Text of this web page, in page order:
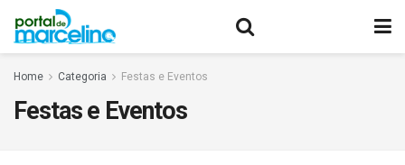
Home Categoria Festas e Eventos
Festas e Eventos